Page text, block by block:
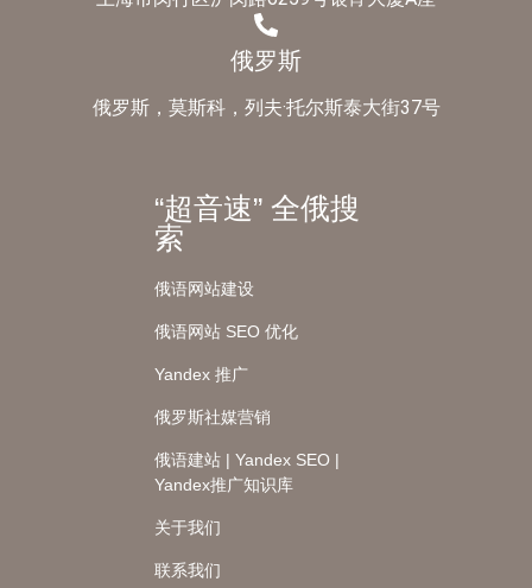
俄罗斯
俄罗斯，莫斯科，列夫·托尔斯泰大街37号
“超音速” 全俄搜
索
俄语网站建设
俄语网站 SEO 优化
Yandex 推广
俄罗斯社媒营销
俄语建站 | Yandex SEO |
Yandex推广知识库
关于我们
联系我们